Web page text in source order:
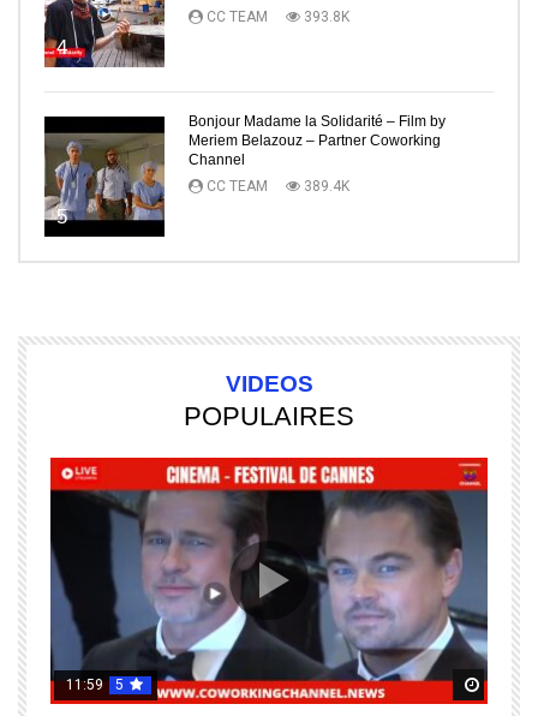
4
CC TEAM
393.8K
5
Bonjour Madame la Solidarité – Film by
Meriem Belazouz – Partner Coworking
Channel
CC TEAM
389.4K
VIDEOS
POPULAIRES
Regardez Plus Tard
11:59 5